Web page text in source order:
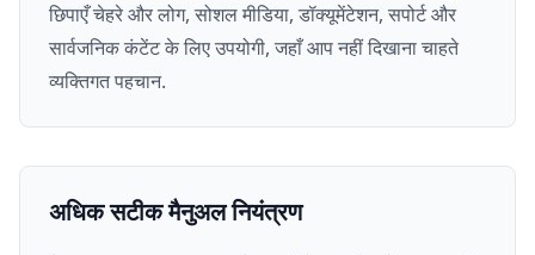
छिपाएँ चेहरे और लोग, सोशल मीडिया, डॉक्यूमेंटेशन, सपोर्ट और
सार्वजनिक कंटेंट के लिए उपयोगी, जहाँ आप नहीं दिखाना चाहते
व्यक्तिगत पहचान.
अधिक सटीक मैनुअल नियंत्रण